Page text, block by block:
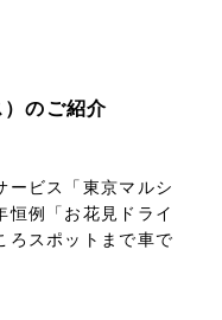
ス）のご紹介
ービス「東京マルシ
恒例「お花見ドライ
ろスポットまで車で